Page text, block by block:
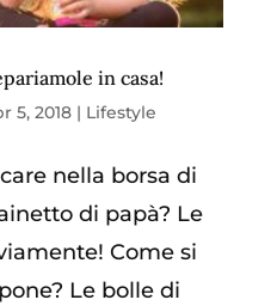
in casa!
5, 2018| Lifestyle
nella borsa di
di papà? Le
Come si
Le bolle di